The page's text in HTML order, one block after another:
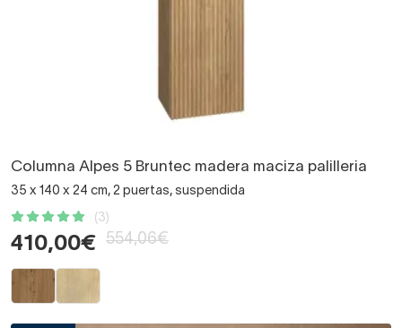
Columna Alpes 5 Bruntec madera maciza palilleria
35 x 140 x 24 cm, 2 puertas, suspendida
(3)
410,00€ 554,06€